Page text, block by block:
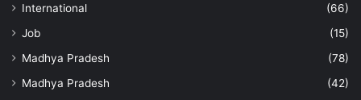
International
(66)
Job
(15)
Madhya Pradesh
(78)
Madhya Pradesh
(42)